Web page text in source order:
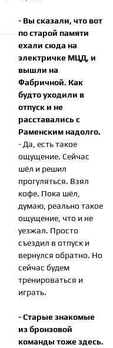
- Вы сказали, что вот
по старой памяти
ехали сюда на
электричке МЦД, и
вышли на
Фабричной. Как
будто уходили в
отпуск и не
расставались с
Раменским надолго.
- Да, есть такое
ощущение. Сейчас
шёл и решил
прогуляться. Взял
кофе. Пока шёл,
думаю, реально такое
ощущение, что и не
уезжал. Просто
съездил в отпуск и
вернулся обратно. Но
сейчас будем
тренироваться и
играть.
- Старые знакомые
из бронзовой
команды тоже здесь.